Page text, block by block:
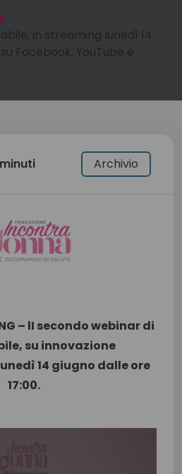
in streaming lunedì 14
Facebook, YouTube e
Archivio
– lI secondo webinar di
su innovazione
14 giugno dalle ore
17:00.